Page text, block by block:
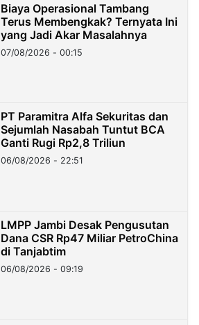
Biaya Operasional Tambang
Terus Membengkak? Ternyata Ini
yang Jadi Akar Masalahnya
07/08/2026 - 00:15
PT Paramitra Alfa Sekuritas dan
Sejumlah Nasabah Tuntut BCA
Ganti Rugi Rp2,8 Triliun
06/08/2026 - 22:51
LMPP Jambi Desak Pengusutan
Dana CSR Rp47 Miliar PetroChina
di Tanjabtim
06/08/2026 - 09:19